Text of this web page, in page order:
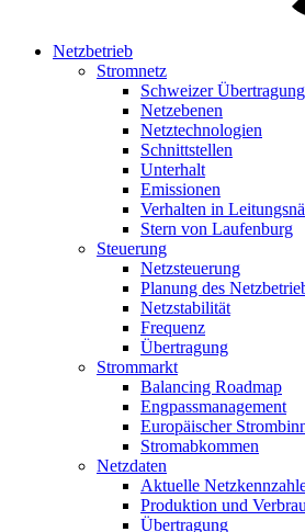
Netzbetrieb
Stromnetz
Schweizer
Netzebenen
Netztechnologien
Schnittstellen
Unterhalt
Emissionen
Verhalten in
Stern von Laufenburg
Steuerung
Netzsteuerung
Planung des
Netzstabilität
Frequenz
Übertragung
Strommarkt
Balancing Roadmap
Engpassmanagement
Europäischer
Stromabkommen
Netzdaten
Aktuelle
Produktion und
Übertragung